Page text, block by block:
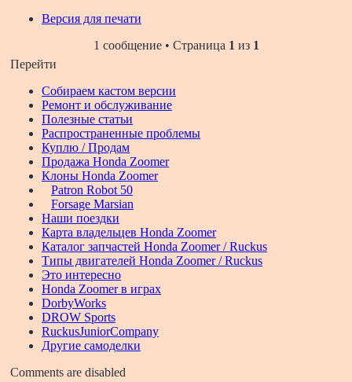
Версия для печати
1 сообщение • Страница 1 из 1
Перейти
Собираем кастом версии
Ремонт и обслуживание
Полезные статьи
Распространенные проблемы
Куплю / Продам
Продажа Honda Zoomer
Клоны Honda Zoomer
Patron Robot 50
Forsage Marsian
Наши поездки
Карта владельцев Honda Zoomer
Каталог запчастей Honda Zoomer / Ruckus
Типы двигателей Honda Zoomer / Ruckus
Это интересно
Honda Zoomer в играх
DorbyWorks
DROW Sports
RuckusJuniorCompany
Другие самоделки
Comments are disabled